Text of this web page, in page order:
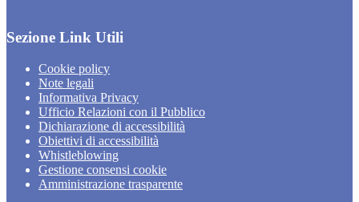
Sezione Link Utili
Cookie policy
Note legali
Informativa Privacy
Ufficio Relazioni con il Pubblico
Dichiarazione di accessibilità
Obiettivi di accessibilità
Whistleblowing
Gestione consensi cookie
Amministrazione trasparente